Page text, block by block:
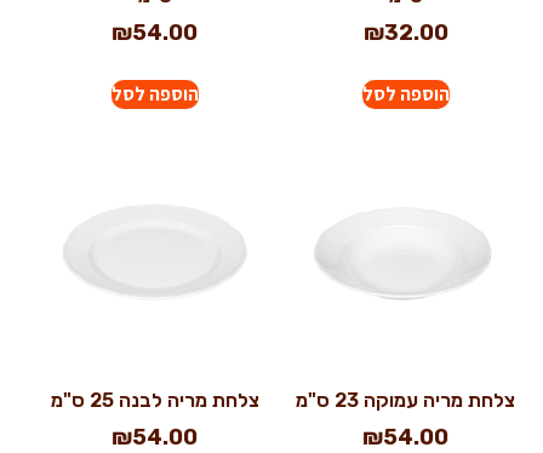
₪32.00
הוספה לסל
₪54.00
הוספה לסל
צלחת מריה עמוקה 23 ס"מ
₪54.00
צלחת מריה לבנה 25 ס"מ
₪54.00